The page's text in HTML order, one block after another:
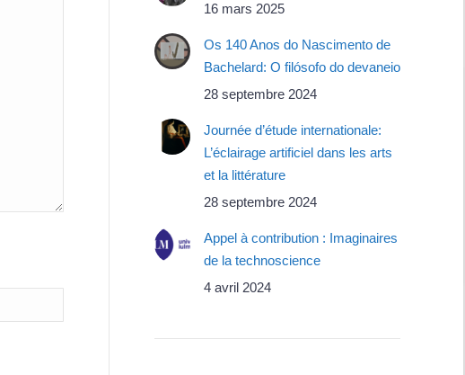
16 mars 2025
Os 140 Anos do Nascimento de
Bachelard: O filósofo do devaneio
28 septembre 2024
Journée d’étude internationale:
L’éclairage artificiel dans les arts
et la littérature
28 septembre 2024
Appel à contribution : Imaginaires
de la technoscience
4 avril 2024